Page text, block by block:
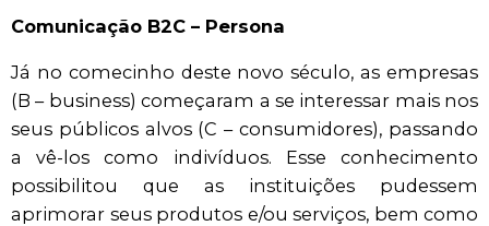
Comunicação B2C – Persona
Já no comecinho deste novo século, as empresas
(B – business) começaram a se interessar mais nos
seus públicos alvos (C – consumidores), passando
a vê-los como indivíduos. Esse conhecimento
possibilitou que as instituições pudessem
aprimorar seus produtos e/ou serviços, bem como